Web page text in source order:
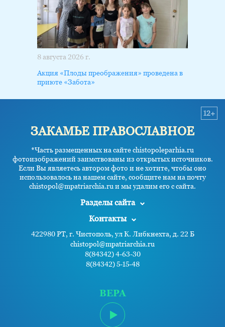
8 августа 2026 г.
Акция «Плоды преображения» проведена в
приюте «Забота»
ЗАКАМЬЕ ПРАВОСЛАВНОЕ
*Часть размещенных на сайте chistopoleparhia.ru
фотоизображений заимствованы из открытых источников.
Если Вы являетесь автором фото и не хотите, чтобы оно
использовалось на нашем сайте, сообщите нам на почту
chistopol@mpatriarchia.ru и мы удалим его с сайта.
12+
Разделы сайта
Контакты
422980 РТ, г. Чистополь, ул К. Либкнехта, д. 22 Б
chistopol@mpatriarchia.ru
8(84342) 4-63-30
8(84342) 5-15-48
ВЕРА